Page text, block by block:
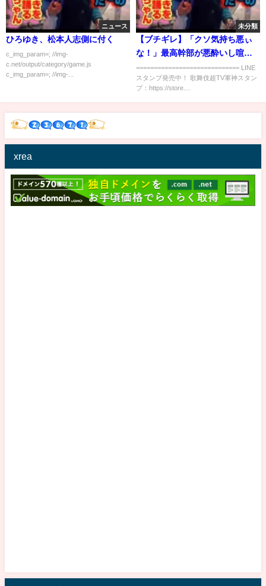
ニュース
ひろゆき、松本人志側に付く
c_img_param=; //img-
c.net/output/category/game.js
c_img_param=; //img-...
未分類
【ブチギレ】「クソ気持ち悪ぃ
な！」最高幹部が悪酔いし喧嘩
勃発！
============================= LINE
スタンプ発売中！ 歌舞伎超TV軍神スタン
プ：https://store....
xrea